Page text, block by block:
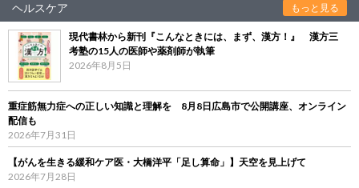
ヘルスケア もっと見る
現代書林から新刊『こんなときには、まず、漢方！』 漢方三
考塾の15人の医師や薬剤師が執筆
2026年8月5日
重症筋無力症への正しい知識と理解を 8月8日広島市で公開講座、オンライン
配信も
2026年7月31日
【がんを生きる緩和ケア医・大橋洋平「足し算命」】天空を見上げて
2026年7月28日